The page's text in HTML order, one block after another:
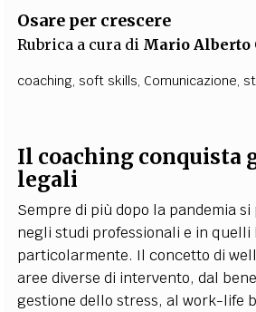
Osare per crescere
Rubrica a cura di Mario Alberto
coaching,soft skills, Comunicazione,
Il coaching conquista
legali
Sempre di più dopo la pandemia
negli studi professionali e in quelli
particolarmente. Il concetto di
aree diverse di intervento, dal
gestione dello stress, al work-life